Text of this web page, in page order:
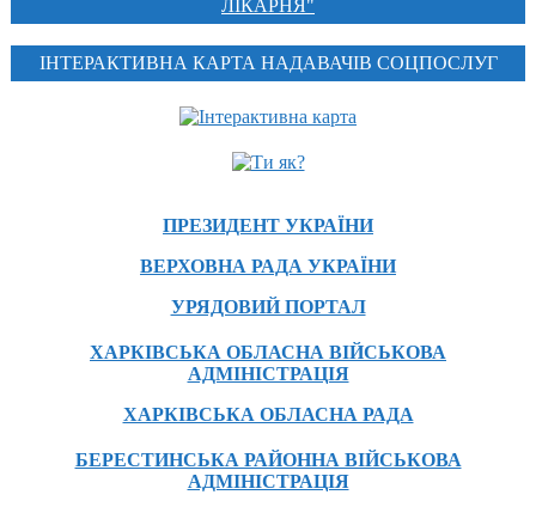
ЛІКАРНЯ"
ІНТЕРАКТИВНА КАРТА НАДАВАЧІВ СОЦПОСЛУГ
ПРЕЗИДЕНТ УКРАЇНИ
ВЕРХОВНА РАДА УКРАЇНИ
УРЯДОВИЙ ПОРТАЛ
ХАРКІВСЬКА ОБЛАСНА ВІЙСЬКОВА
АДМІНІСТРАЦІЯ
ХАРКІВСЬКА ОБЛАСНА РАДА
БЕРЕСТИНСЬКА РАЙОННА ВІЙСЬКОВА
АДМІНІСТРАЦІЯ